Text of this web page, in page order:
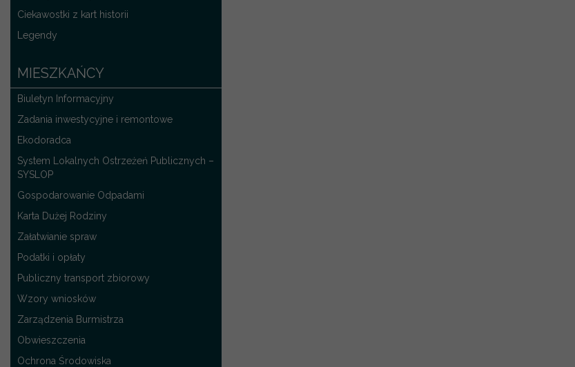
Ciekawostki z kart historii
Legendy
MIESZKAŃCY
Biuletyn Informacyjny
Zadania inwestycyjne i remontowe
Ekodoradca
System Lokalnych Ostrzeżeń Publicznych –
SYSLOP
Gospodarowanie Odpadami
Karta Dużej Rodziny
Załatwianie spraw
Podatki i opłaty
Publiczny transport zbiorowy
Wzory wniosków
Zarządzenia Burmistrza
Obwieszczenia
Ochrona Środowiska